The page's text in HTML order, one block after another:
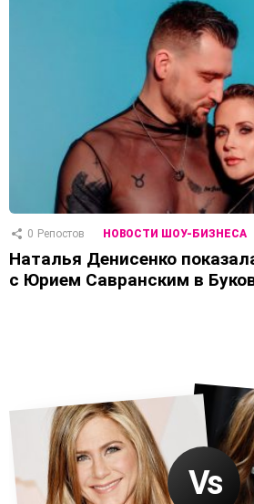
0 Репостов НОВОСТИ ШОУ-БИЗНЕСА
Наталья Денисенко
с Юрием Савранским в